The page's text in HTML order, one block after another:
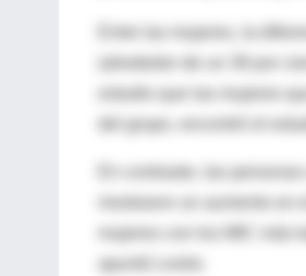
Entre las mujeres, la
estudio que las mujeres
del grupo, encontró el
En contraste, las
mostraron un aumento
mujeres con los IMC más
apuntó Leslie.